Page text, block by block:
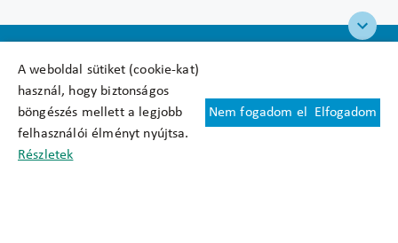
A weboldal sütiket (cookie-kat)
használ, hogy biztonságos
böngészés mellett a legjobb
felhasználói élményt nyújtsa.
Részletek
Nem fogadom el Elfogadom
Felhasználási feltételek